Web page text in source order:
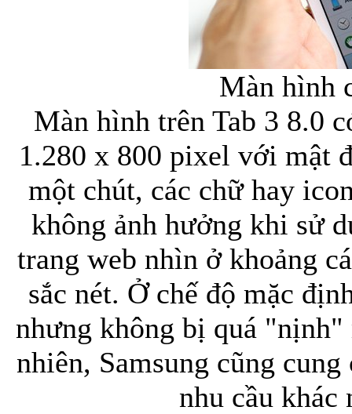
Màn hình
Màn hình trên Tab 3 8.0
1.280 x 800 pixel với mật
một chút, các chữ hay
không ảnh hưởng khi sử
trang web nhìn ở khoảng
sắc nét. Ở chế độ mặc
nhưng không bị quá
nhiên, Samsung cũng
nhu cầu